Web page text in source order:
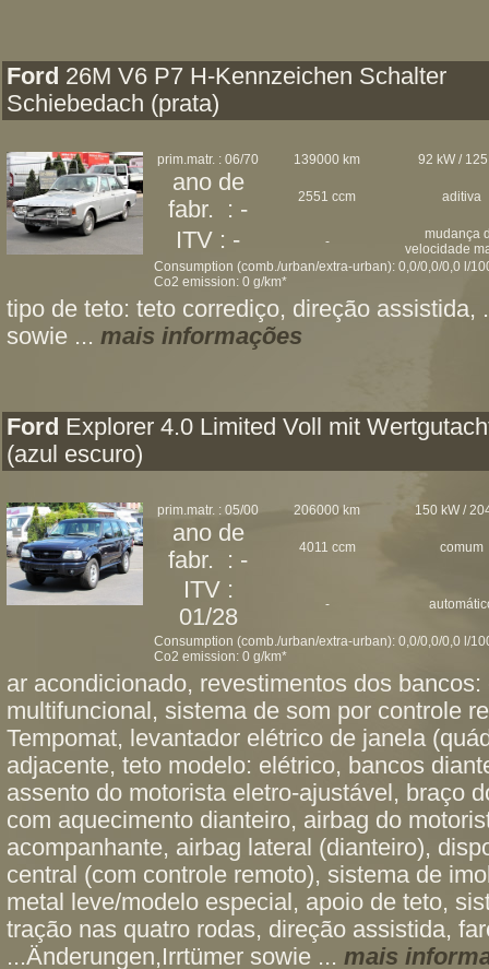
Ford 26M V6 P7 H-Kennzeichen Schalter
Schiebedach (prata)
prim.matr. : 06/70 139000 km 92 kW /
ano de
fabr. : -
2551 ccm aditiva
ITV : - -
mudança
velocidade
Consumption (comb./urban/extra-urban): 0,0/0,0/0,0 l/
Co2 emission: 0 g/km*
tipo de teto: teto corrediço, direção assistida,
sowie ... mais informações
Ford Explorer 4.0 Limited Voll mit
(azul escuro)
prim.matr. : 05/00 206000 km 150 kW /
ano de
fabr. : -
4011 ccm comum
ITV :
01/28
-
Consumption (comb./urban/extra-urban): 0,0/0,0/0,0 l/
Co2 emission: 0 g/km*
ar acondicionado, revestimentos dos
multifuncional, sistema de som por controle
Tempomat, levantador elétrico de janela
adjacente, teto modelo: elétrico, bancos
assento do motorista eletro-ajustável, braço
com aquecimento dianteiro, airbag do
acompanhante, airbag lateral (dianteiro),
central (com controle remoto), sistema de
metal leve/modelo especial, apoio de teto,
tração nas quatro rodas, direção assistida,
...Änderungen,Irrtümer sowie ... mais